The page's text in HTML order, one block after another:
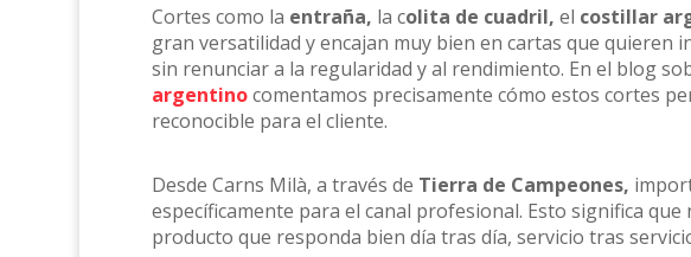
Cortes como la entraña, la colita de cuadril, el costillar
gran versatilidad y encajan muy bien en cartas que
sin renunciar a la regularidad y al rendimiento. En el blog
argentinocomentamos precisamente cómo estos cortes
reconocible para el cliente.
Desde Carns Milà, a través de Tierra de Campeones,
específicamente para el canal profesional. Esto significa
producto que responda bien día tras día, servicio tras